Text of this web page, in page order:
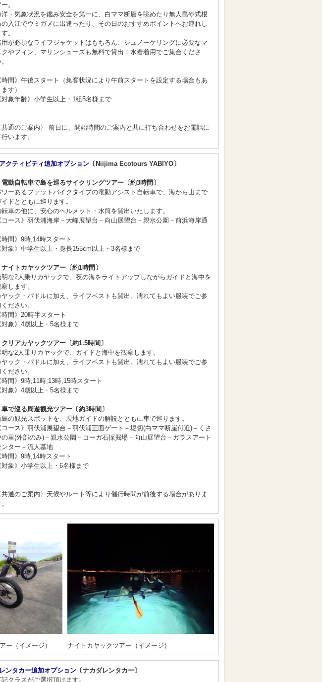
。
洋・気象状況を鑑み安全を第一に、白ママ断層を眺めたり無人島や式根
の入江でウミガメに出逢ったり、その日のおすすめポイントへお連れし
す。
用が必須なライフジャケットはもちろん、シュノーケリングに必要なマ
クやフィン、マリンシューズも無料で貸出！水着着用でご集合くださ
時間》午後スタート（集客状況により午前スタートを設定する場合もあ
ます）
対象年齢》小学生以上・1組5名様まで
共通のご案内〉 前日に、開始時間のご案内と共に打ち合わせをお電話に
います。
クティビティ追加オプション 〔Niijima Ecotours YABIYO〕
動自転車で島を巡るサイクリングツアー〔約3時間〕
ワーあるファットバイクタイプの電動アシスト自転車で、海から山まで
イドとともに巡ります。
転車の他に、安心のヘルメット・水筒を貸出いたします。
コース》羽伏浦海岸－大峰展望台－向山展望台－親水公園－前浜海岸通
時間》9時,14時スタート
対象》中学生以上・身長155cm以上・3名様まで
イトカヤックツアー〔約1時間〕
明な2人乗りカヤックで、夜の海をライトアップしながらガイドと海中を
します。
ヤック・パドルに加え、ライフベストも貸出。濡れてもよい服装でご参
ください。
時間》20時半スタート
対象》4歳以上・5名様まで
リアカヤックツアー〔約1.5時間〕
明な2人乗りカヤックで、ガイドと海中を観察します。
ヤック・パドルに加え、ライフベストも貸出。濡れてもよい服装でご参
ください。
時間》9時,11時,13時,15時スタート
対象》4歳以上・5名様まで
で巡る周遊観光ツアー〔約3時間〕
島の観光スポットを、現地ガイドの解説とともに車で巡ります。
コース》羽伏浦展望台－羽伏浦正面ゲート－堀切(白ママ断崖付近)－くさ
の里(外部のみ)－親水公園－コーガ石採掘場－向山展望台－ガラスアート
ンター－流人墓地
時間》9時,14時スタート
対象》小学生以上・6名様まで
共通のご案内〉天候やルート等により催行時間が前後する場合がありま
ー（イメージ） ナイトカヤックツアー（イメージ）
ンタカー追加オプション 〔ナカダレンタカー〕
記クラスがご選択頂けます。